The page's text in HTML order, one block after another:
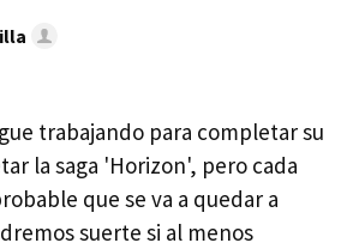
trabajando para completar su
la saga 'Horizon', pero cada
que se va a quedar a
suerte si al menos